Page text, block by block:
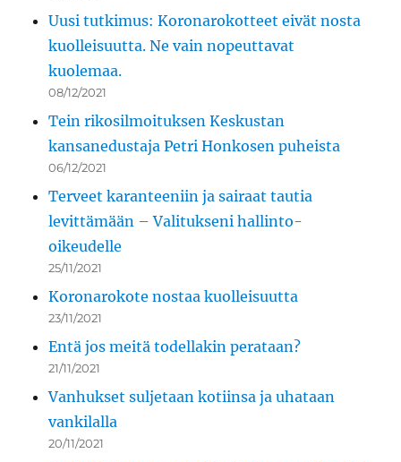
Uusi tutkimus: Koronarokotteet eivät nosta
kuolleisuutta. Ne vain nopeuttavat
kuolemaa.
08/12/2021
Tein rikosilmoituksen Keskustan
kansanedustaja Petri Honkosen puheista
06/12/2021
Terveet karanteeniin ja sairaat tautia
levittämään – Valitukseni hallinto-
oikeudelle
25/11/2021
Koronarokote nostaa kuolleisuutta
23/11/2021
Entä jos meitä todellakin perataan?
21/11/2021
Vanhukset suljetaan kotiinsa ja uhataan
vankilalla
20/11/2021